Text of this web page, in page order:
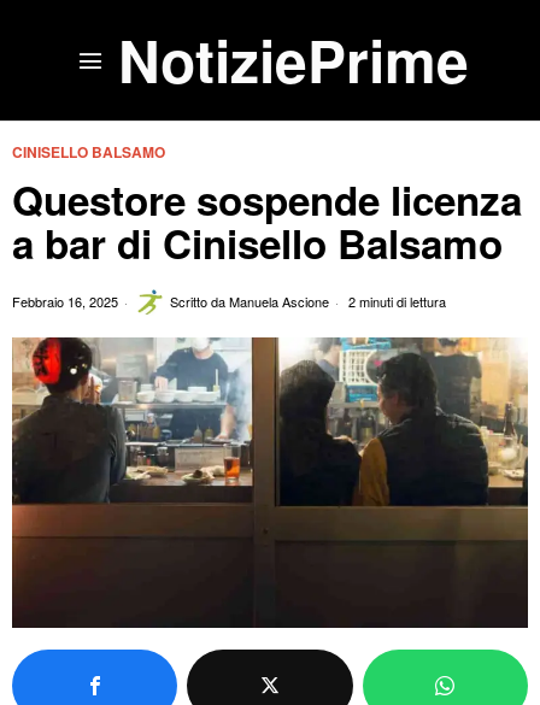
NotiziePrime
CINISELLO BALSAMO
Questore sospende licenza
a bar di Cinisello Balsamo
Febbraio 16, 2025 Scritto daManuela Ascione 2 minuti di lettura